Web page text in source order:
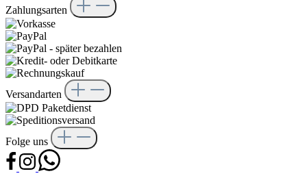
Zahlungsarten
Versandarten
Folge uns